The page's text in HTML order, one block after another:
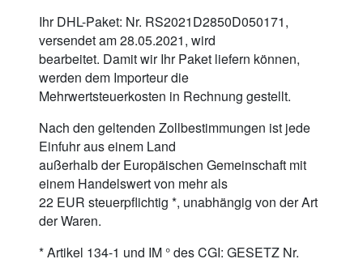
Ihr DHL-Paket: Nr. RS2021D2850D050171,
versendet am 28.05.2021, wird
bearbeitet. Damit wir Ihr Paket liefern können,
werden dem Importeur die
Mehrwertsteuerkosten in Rechnung gestellt.
Nach den geltenden Zollbestimmungen ist jede
Einfuhr aus einem Land
außerhalb der Europäischen Gemeinschaft mit
einem Handelswert von mehr als
22 EUR steuerpflichtig *, unabhängig von der Art
der Waren.
* Artikel 134-1 und IM ° des CGI: GESETZ Nr.